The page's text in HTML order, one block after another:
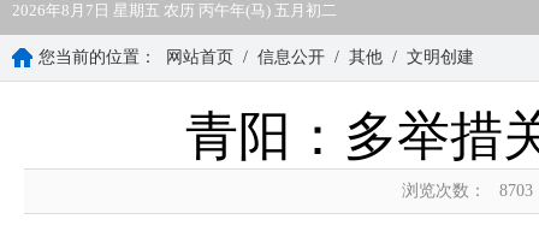
2026年8月7日 星期五 农历 丙午年(马) 五月初二
您当前的位置： 网站首页 / 信息公开 / 其他 / 文明创建
青阳：多举措
浏览次数： 8703